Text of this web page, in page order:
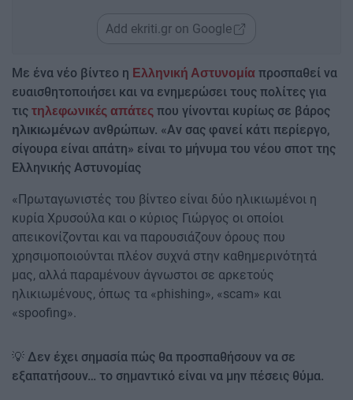
Add ekriti.gr on Google
Με ένα νέο βίντεο η Ελληνική Αστυνομία προσπαθεί να
ευαισθητοποιήσει και να ενημερώσει τους πολίτες για
τις τηλεφωνικές απάτες που γίνονται κυρίως σε βάρος
ηλικιωμένων ανθρώπων. «Αν σας φανεί κάτι περίεργο,
σίγουρα είναι απάτη» είναι το μήνυμα του νέου σποτ της
Ελληνικής Αστυνομίας
«Πρωταγωνιστές του βίντεο είναι δύο ηλικιωμένοι η
κυρία Χρυσούλα και ο κύριος Γιώργος οι οποίοι
απεικονίζονται και να παρουσιάζουν όρους που
χρησιμοποιούνται πλέον συχνά στην καθημερινότητά
μας, αλλά παραμένουν άγνωστοι σε αρκετούς
ηλικιωμένους, όπως τα «phishing», «scam» και
«spoofing».
💡 Δεν έχει σημασία πώς θα προσπαθήσουν να σε
εξαπατήσουν… το σημαντικό είναι να μην πέσεις θύμα.